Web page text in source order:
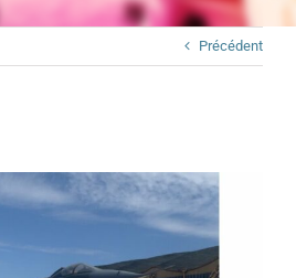
Précédent